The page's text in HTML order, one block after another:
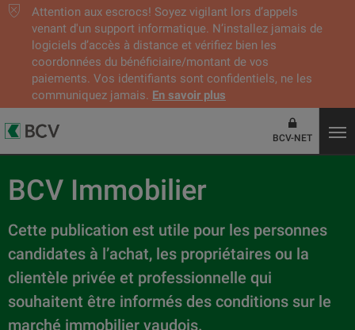
Attention aux escrocs! Soyez vigilant lors d’appels
venant d'un support informatique. N’installez jamais de
logiciels d’accès à distance et vérifiez bien les
coordonnées du bénéficiaire/montant de vos
paiements. Vos identifiants sont confidentiels, ne les
communiquez jamais. En savoir plus
BCV-NET
BCV Immobilier
Cette publication est utile pour les personnes
candidates à l’achat, les propriétaires ou la
clientèle privée et professionnelle qui
souhaitent être informés des conditions sur le
marché immobilier vaudois.